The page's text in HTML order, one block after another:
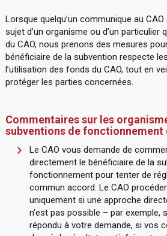
Lorsque quelqu’un communique au
sujet d’un organisme ou d’un particulier
du CAO, nous prenons des mesures
bénéficiaire de la subvention respecte
l’utilisation des fonds du CAO, tout en
protéger les parties concernées.
Commentaires sur les
subventions de fonctionnement
Le CAO vous demande de
directement le bénéficiaire de la
fonctionnement pour tenter de
commun accord. Le CAO
uniquement si une approche
n’est pas possible – par exemple,
répondu à votre demande, si vos